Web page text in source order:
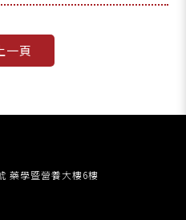
藥學暨營養大樓6樓